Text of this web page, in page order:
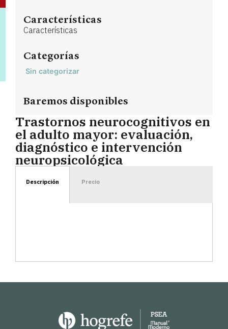
Características
Características
Categorías
Sin categorizar
Baremos disponibles
Trastornos neurocognitivos en
el adulto mayor: evaluación,
diagnóstico e intervención
neuropsicológica
Descripción Precio